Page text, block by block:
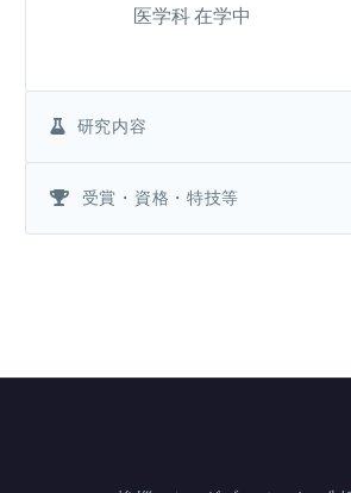
医学科 在学中
研究内容
受賞・資格・特技等